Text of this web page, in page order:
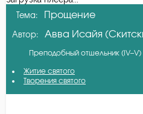
Бедность
Безмолвие
Авва Исайя (Скитский)
Антоний Оптинский
Тема: Прощение
Автор: Авва Исайя
Преподобный отшельник (IV–V)
Житие святого
Творения святого